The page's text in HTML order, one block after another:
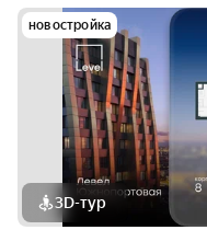
новостройка
3D-тур